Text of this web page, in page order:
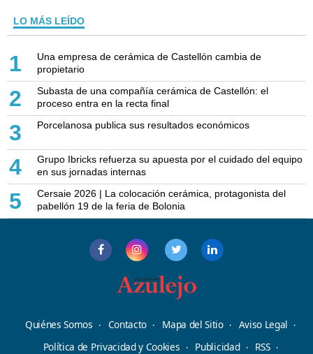
LO MÁS LEÍDO
1
Una empresa de cerámica de Castellón cambia de
propietario
2
Subasta de una compañía cerámica de Castellón: el
proceso entra en la recta final
3 Porcelanosa publica sus resultados económicos
4
Grupo Ibricks refuerza su apuesta por el cuidado del equipo
en sus jornadas internas
5
Cersaie 2026 | La colocación cerámica, protagonista del
pabellón 19 de la feria de Bolonia
Quiénes Somos Contacto Mapa del Sitio
Aviso Legal
Política de Privacidad y Cookies
Publicidad
RSS